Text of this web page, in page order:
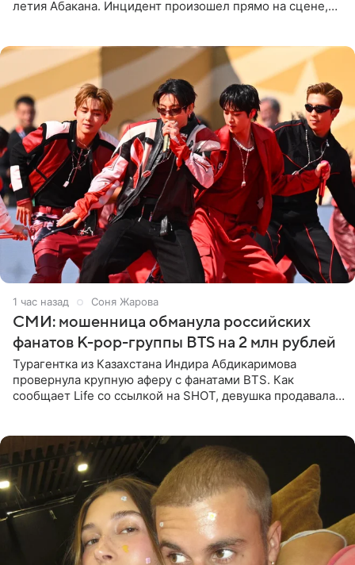
летия Абакана. Инцидент произошел прямо на сцене,
1 час назад Соня Жарова
СМИ: мошенница обманула российских
фанатов K-pop-группы BTS на 2 млн рублей
Турагентка из Казахстана Индира Абдикаримова
провернула крупную аферу с фанатами BTS. Как
сообщает Life со ссылкой на SHOT, девушка продавала